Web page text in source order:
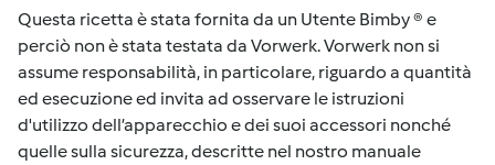
Questa ricetta è stata fornita da un Utente Bimby ® e
perciò non è stata testata da Vorwerk. Vorwerk non si
assume responsabilità, in particolare, riguardo a quantità
ed esecuzione ed invita ad osservare le istruzioni
d'utilizzo dell’apparecchio e dei suoi accessori nonché
quelle sulla sicurezza, descritte nel nostro manuale